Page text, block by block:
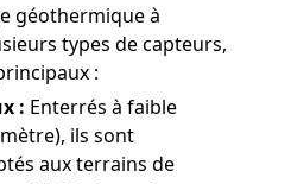
géothermique à
types de capteurs,
:
: Enterrés à faible
ils sont
aux terrains de